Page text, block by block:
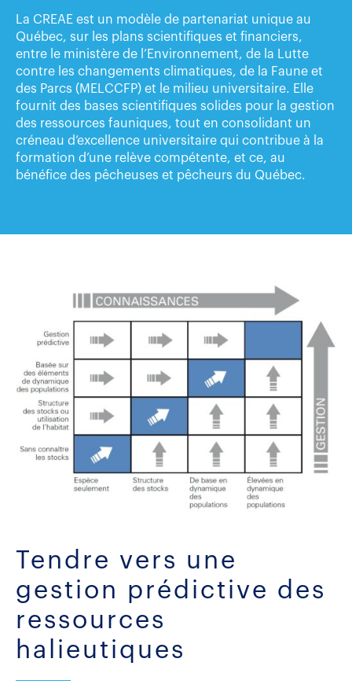
La CREAE est un modèle de partenariat unique au
Québec, sur les plans scientifiques et financiers,
entre le ministère de l’Environnement, de la Lutte
contre les changements climatiques, de la Faune et
des Parcs (ME LCCFP) et le milieu universitaire. Elle
fournit des bases scientifiques solides pour la gestion
des ressources fauniques, tout en consolidant un
créneau d’excellence universitaire qui contribue à la
formation d’une relève compétente, et ce, au
bénéfice des pêcheuses et pêcheurs du Québec.
Tendre vers une
gestion prédictive des
ressources
halieutiques